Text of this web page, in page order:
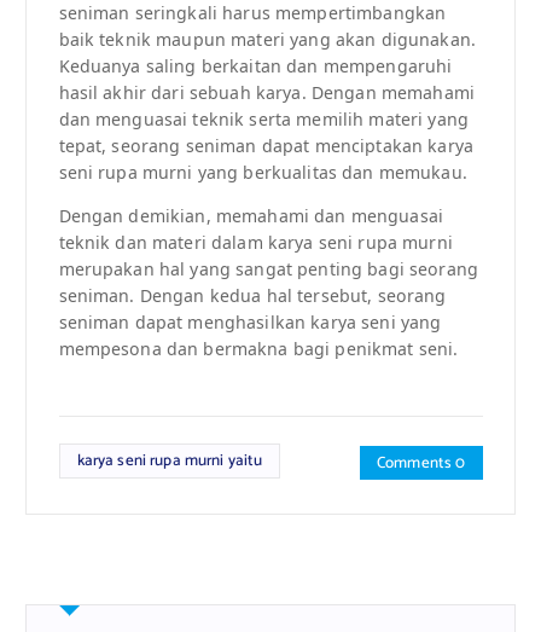
seniman seringkali harus mempertimbangkan
baik teknik maupun materi yang akan digunakan.
Keduanya saling berkaitan dan mempengaruhi
hasil akhir dari sebuah karya. Dengan memahami
dan menguasai teknik serta memilih materi yang
tepat, seorang seniman dapat menciptakan karya
seni rupa murni yang berkualitas dan memukau.
Dengan demikian, memahami dan menguasai
teknik dan materi dalam karya seni rupa murni
merupakan hal yang sangat penting bagi seorang
seniman. Dengan kedua hal tersebut, seorang
seniman dapat menghasilkan karya seni yang
mempesona dan bermakna bagi penikmat seni.
karya seni rupa murni yaitu Comments 0